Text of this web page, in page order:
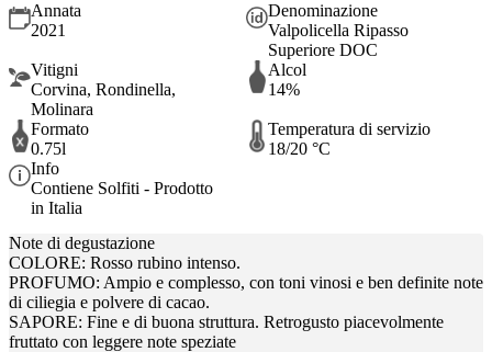
Annata
2021
Denominazione
Valpolicella Ripasso
Superiore DOC
Vitigni
Corvina, Rondinella,
Molinara
Alcol
14%
Formato
0.75l
Temperatura di servizio
18/20 °C
Info
Contiene Solfiti - Prodotto
in Italia
Note di degustazione
COLORE: Rosso rubino intenso.
PROFUMO: Ampio e complesso, con toni vinosi e ben definite note
di ciliegia e polvere di cacao.
SAPORE: Fine e di buona struttura. Retrogusto piacevolmente
fruttato con leggere note speziate